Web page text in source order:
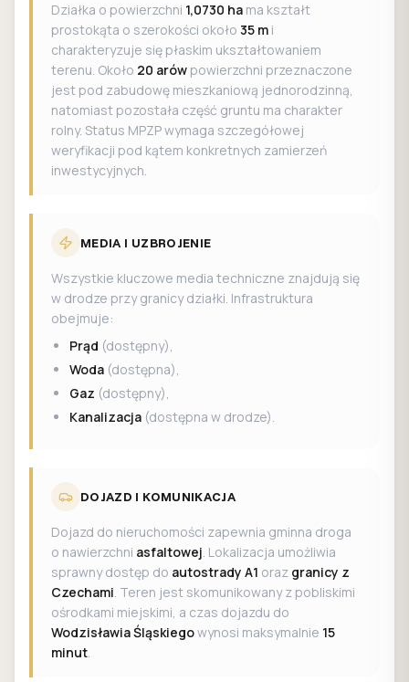
Działka o powierzchni 1,0730 ha ma kształt
prostokąta o szerokości około 35 m i
charakteryzuje się płaskim ukształtowaniem
terenu. Około 20 arów powierzchni przeznaczone
jest pod zabudowę mieszkaniową jednorodzinną,
natomiast pozostała część gruntu ma charakter
rolny. Status MPZP wymaga szczegółowej
weryfikacji pod kątem konkretnych zamierzeń
inwestycyjnych.
MEDIA I UZBROJENIE
Wszystkie kluczowe media techniczne znajdują się
w drodze przy granicy działki. Infrastruktura
obejmuje:
Prąd (dostępny),
Woda (dostępna),
Gaz (dostępny),
Kanalizacja (dostępna w drodze).
DOJAZD I KOMUNIKACJA
Dojazd do nieruchomości zapewnia gminna droga
o nawierzchni asfaltowej. Lokalizacja umożliwia
sprawny dostęp do autostrady A1 oraz granicy z
Czechami. Teren jest skomunikowany z pobliskimi
ośrodkami miejskimi, a czas dojazdu do
Wodzisławia Śląskiegowynosi maksymalnie 15
minut.